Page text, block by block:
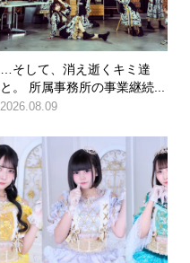
…そして、消え逝くキミ達
と。 所属事務所の事業継続...
2026.08.09